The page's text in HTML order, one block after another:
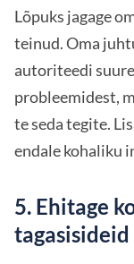
Lõpuks jagage
teinud. Oma
autoriteedi
probleemidest,
te seda tegite.
endale kohaliku
5. Ehitage
tagasisideid